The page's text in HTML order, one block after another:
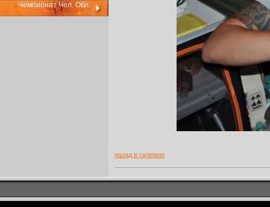
Чемпионат Чел. Обл.
назад в галерею